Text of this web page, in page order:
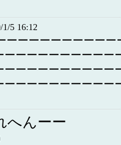
1/5 16:12
ーーーーーーーーーー
ーーーーーーーーーー
ーーーーーーーーーー
ーーーーーーーーーー
へんーー